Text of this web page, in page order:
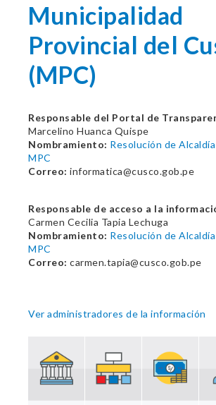
Municipalidad
Provincial del
(MPC)
Responsable del Portal de
Marcelino Huanca Quispe
Nombramiento: Resolución de
MPC
Correo: informatica@cusco.gob.pe
Responsable de acceso a la
Carmen Cecilia Tapia Lechuga
Nombramiento: Resolución de
MPC
Correo: carmen.tapia@cusco.gob.pe
Ver administradores de la información